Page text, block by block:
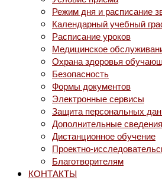
Режим дня и расписание
Календарный учебный
Расписание уроков
Медицинское
Охрана здоровья
Безопасность
Формы документов
Электронные сервисы
Защита персональных
Дополнительные сведения
Дистанционное обучение
Проектно-
Благотворителям
КОНТАКТЫ